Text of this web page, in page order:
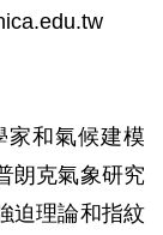
家和氣候建模
朗克氣象研究
迫理論和指紋